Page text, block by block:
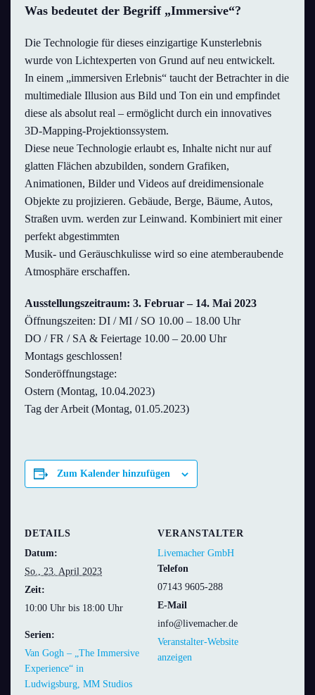
Was bedeutet der Begriff „Immersive“?
Die Technologie für dieses einzigartige Kunsterlebnis
wurde von Lichtexperten von Grund auf neu entwickelt.
In einem „immersiven Erlebnis“ taucht der Betrachter in die
multimediale Illusion aus Bild und Ton ein und empfindet
diese als absolut real – ermöglicht durch ein innovatives
3D-Mapping-Projektionssystem.
Diese neue Technologie erlaubt es, Inhalte nicht nur auf
glatten Flächen abzubilden, sondern Grafiken,
Animationen, Bilder und Videos auf dreidimensionale
Objekte zu projizieren. Gebäude, Berge, Bäume, Autos,
Straßen uvm. werden zur Leinwand. Kombiniert mit einer
perfekt abgestimmten
Musik- und Geräuschkulisse wird so eine atemberaubende
Atmosphäre erschaffen.
Ausstellungszeitraum: 3. Februar – 14. Mai 2023
Öffnungszeiten: DI / MI / SO 10.00 – 18.00 Uhr
DO / FR / SA & Feiertage 10.00 – 20.00 Uhr
Montags geschlossen!
Sonderöffnungstage:
Ostern (Montag, 10.04.2023)
Tag der Arbeit (Montag, 01.05.2023)
Zum Kalender hinzufügen
DETAILS
Datum:
So., 23. April 2023
Zeit:
10:00 Uhr bis 18:00 Uhr
Serien:
Van Gogh – „The Immersive
Experience“ in
Ludwigsburg, MM Studios
VERANSTALTER
Livemacher GmbH
Telefon
07143 9605-288
E-Mail
info@livemacher.de
Veranstalter-Website
anzeigen